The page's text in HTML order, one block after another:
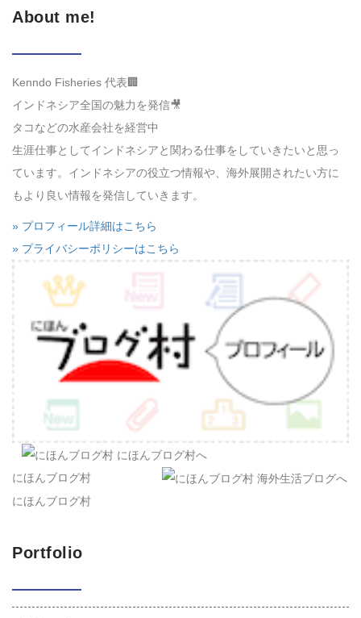
About me!
Kenndo Fisheries 代表🏢
インドネシア全国の魅力を発信🎥
タコなどの水産会社を経営中
生涯仕事としてインドネシアと関わる仕事をしていきたいと思っ
ています。インドネシアの役立つ情報や、海外展開されたい方に
もより良い情報を発信していきます。
» プロフィール詳細はこちら
» プライバシーポリシーはこちら
にほんブログ村
にほんブログ村
Portfolio